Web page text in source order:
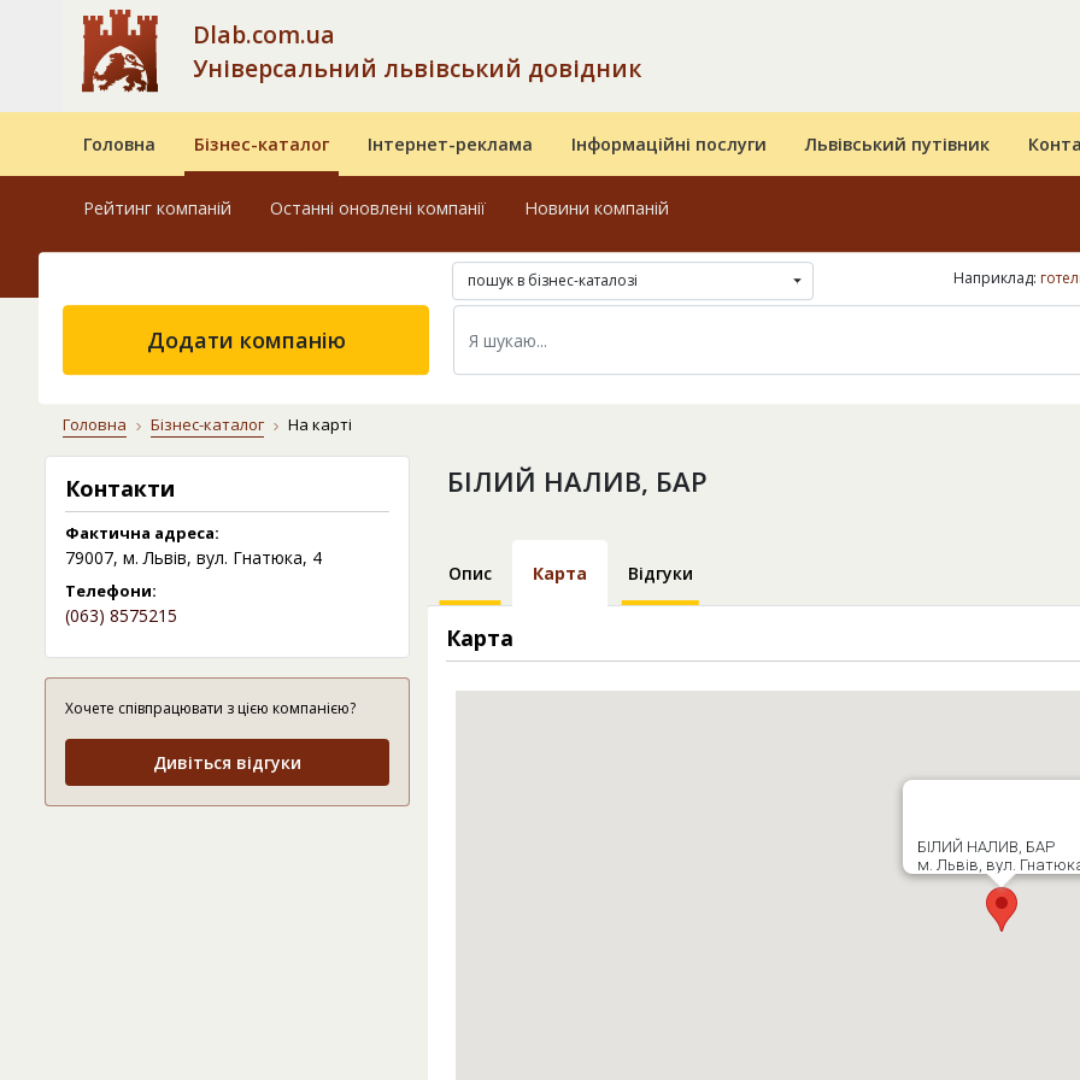
Dlab.com.ua
Універсальний львівський довідник
Головна Бізнес-каталог Інтернет-реклама Інформаційні послуги Львівський путівник
Рейтинг компаній Останні оновлені компанії Новини компаній
пошук в бізнес-каталозі Наприклад:
Додати компанію
Головна Бізнес-каталог На карті
Контакти
Фактична адреса:
79007, м. Львів, вул. Гнатюка, 4
Телефони:
(063) 8575215
Хочете співпрацювати з цією компанією?
Дивіться відгуки
БІЛИЙ НАЛИВ, БАР
Опис Карта Відгуки
Карта
БІЛИЙ НАЛИВ, БАР
м. Львів, вул.